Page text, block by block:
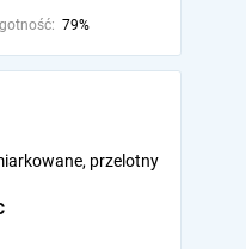
79%
przelotny